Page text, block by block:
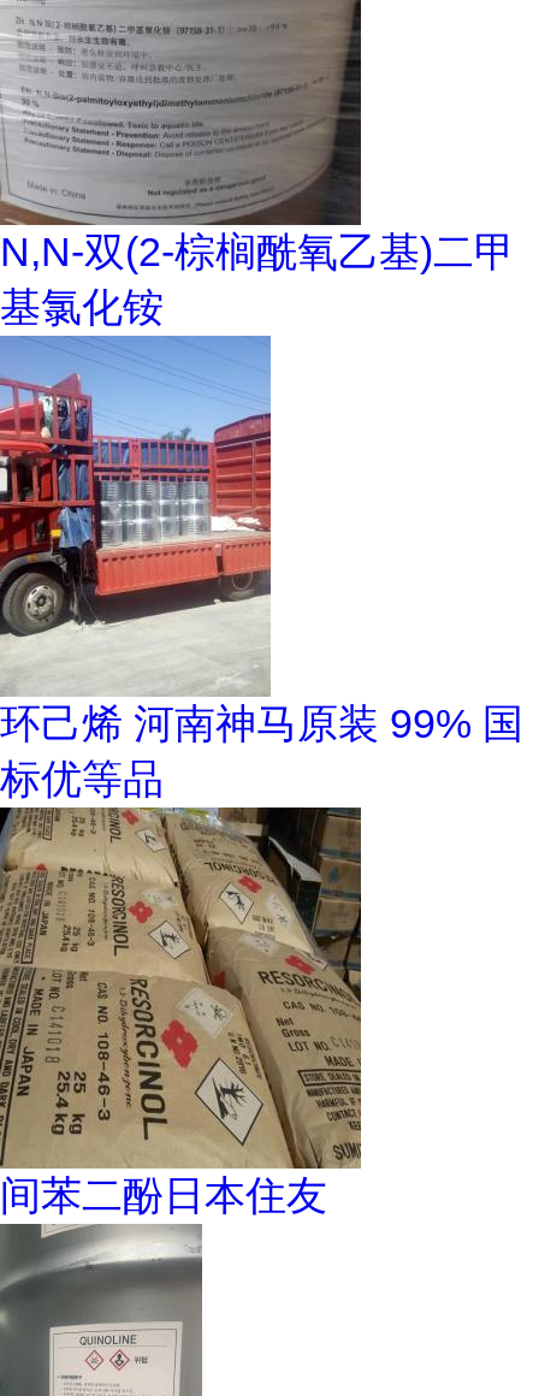
N,N-双(2-棕榈酰氧乙基)二甲
基氯化铵
环己烯 河南神马原装 99% 国
标优等品
间苯二酚日本住友